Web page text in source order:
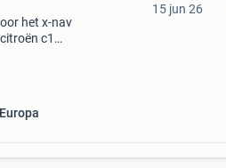
het x-nav
c1
15 jun 26